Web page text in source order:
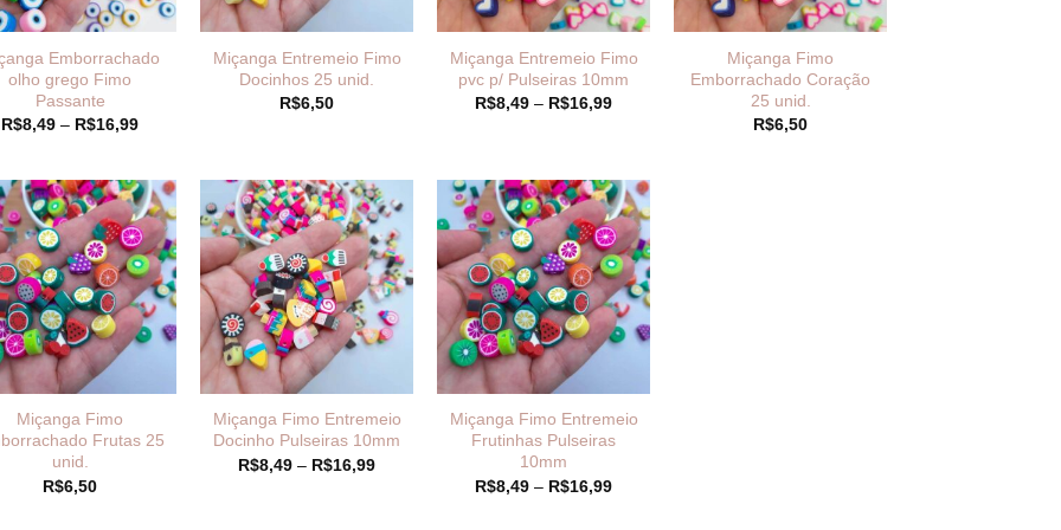
Emborrachado
olho grego Fimo
Passante
R$8,49 – R$16,99Faixa
através
R$16,99
Miçanga Entremeio Fimo
Docinhos 25 unid.
R$6,50
Miçanga Entremeio Fimo
pvc p/ Pulseiras 10mm
R$8,49 – R$16,99Faixa
R$16,99
Miçanga Fimo
Emborrachado Coração
25 unid.
R$6,50
Miçanga Fimo
Frutas 25
unid.
R$6,50
Miçanga Fimo Entremeio
Docinho Pulseiras 10mm
R$8,49 – R$16,99Faixa
Miçanga Fimo Entremeio
Frutinhas Pulseiras
10mm
R$8,49 – R$16,99Faixa